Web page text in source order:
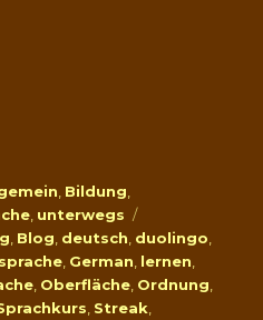
, Bildung,
, unterwegs
, Blog, deutsch, duolingo,
, German, lernen,
, Oberfläche, Ordnung,
, Streak,